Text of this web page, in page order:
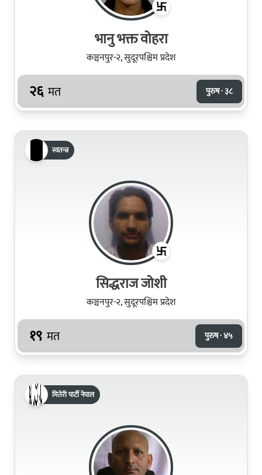
भानु भक्त वोहरा
कञ्चनपुर-२, सुदूरपश्चिम प्रदेश
२६ मत पुरुष · ३८
स्वतन्त्र
सिद्धराज जोशी
कञ्चनपुर-२, सुदूरपश्चिम प्रदेश
१९ मत पुरुष · ४५
मितेरी पार्टी नेपाल